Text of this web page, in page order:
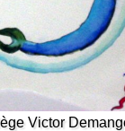
Victor